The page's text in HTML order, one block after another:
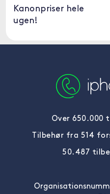
Kanonpriser hele
ugen!
Over 650.000
Tilbehør fra 514
50.487